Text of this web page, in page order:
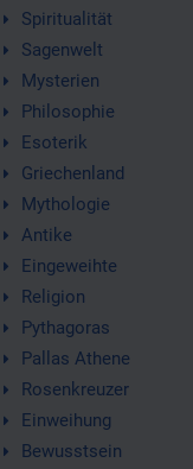
Spiritualität
Sagenwelt
Mysterien
Philosophie
Esoterik
Griechenland
Mythologie
Antike
Eingeweihte
Religion
Pythagoras
Pallas Athene
Rosenkreuzer
Einweihung
Bewusstsein